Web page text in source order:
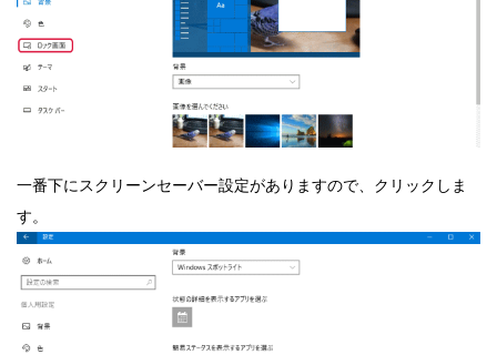
一番下にスクリーンセーバー設定がありますので、クリックしま
す。